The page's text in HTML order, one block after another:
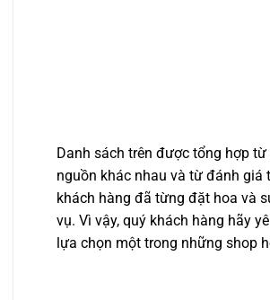
Danh sách trên được tổng hợp từ
nguồn khác nhau và từ đánh giá
khách hàng đã từng đặt hoa và
vụ. Vì vậy, quý khách hàng hãy
lựa chọn một trong những shop